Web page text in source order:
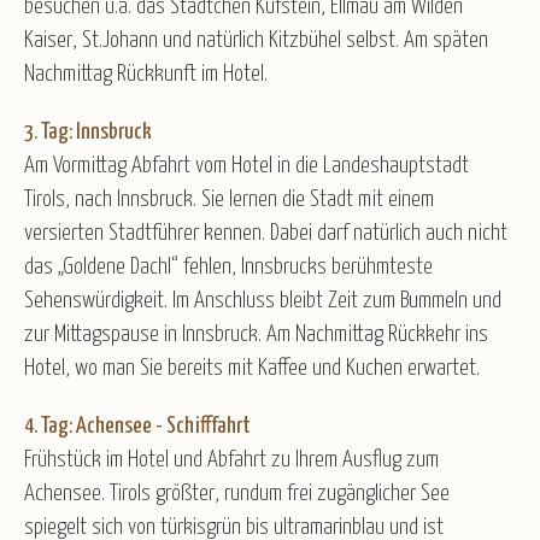
besuchen u.a. das Städtchen Kufstein, Ellmau am Wilden
Kaiser, St.Johann und natürlich Kitzbühel selbst. Am späten
Nachmittag Rückkunft im Hotel.
3. Tag: Innsbruck
Am Vormittag Abfahrt vom Hotel in die Landeshauptstadt
Tirols, nach Innsbruck. Sie lernen die Stadt mit einem
versierten Stadtführer kennen. Dabei darf natürlich auch nicht
das „Goldene Dachl“ fehlen, Innsbrucks berühmteste
Sehenswürdigkeit. Im Anschluss bleibt Zeit zum Bummeln und
zur Mittagspause in Innsbruck. Am Nachmittag Rückkehr ins
Hotel, wo man Sie bereits mit Kaffee und Kuchen erwartet.
4. Tag: Achensee - Schifffahrt
Frühstück im Hotel und Abfahrt zu Ihrem Ausflug zum
Achensee. Tirols größter, rundum frei zugänglicher See
spiegelt sich von türkisgrün bis ultramarinblau und ist